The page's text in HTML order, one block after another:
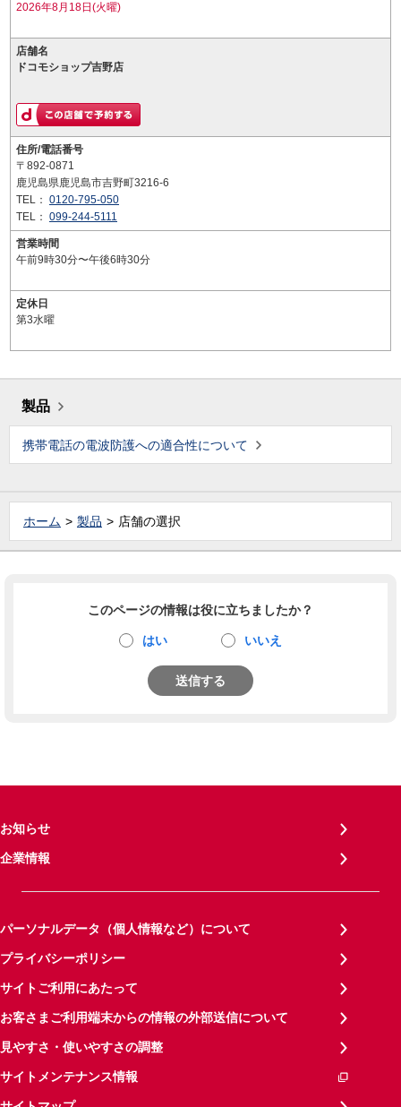
2026年8月18日(火曜)
店舗名
ドコモショップ吉野店
住所/電話番号
〒892-0871
鹿児島県鹿児島市吉野町3216-6
TEL： 0120-795-050
TEL： 099-244-5111
営業時間
午前9時30分〜午後6時30分
定休日
第3水曜
製品
携帯電話の電波防護への適合性について
ホーム 製品 店舗の選択
このページの情報は役に立ちましたか？
はい いいえ
送信する
お知らせ
企業情報
パーソナルデータ（個人情報など）について
プライバシーポリシー
サイトご利用にあたって
お客さまご利用端末からの情報の外部送信について
見やすさ・使いやすさの調整
サイトメンテナンス情報